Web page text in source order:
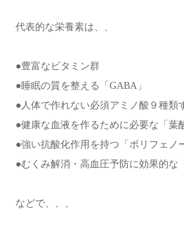
代表的な栄養素は、、
●豊富なビタミン群
●睡眠の質を整える「GABA」
●人体で作れない必須アミノ酸９種類
●健康な血液を作るために必要な「葉
●強い抗酸化作用を持つ「ポリフェノ
●むくみ解消・高血圧予防に効果的な
などで、、、